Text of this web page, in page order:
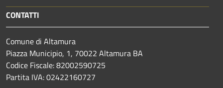
CONTATTI
Comune di Altamura
Piazza Municipio, 1, 70022 Altamura BA
Codice Fiscale: 82002590725
Partita IVA: 02422160727